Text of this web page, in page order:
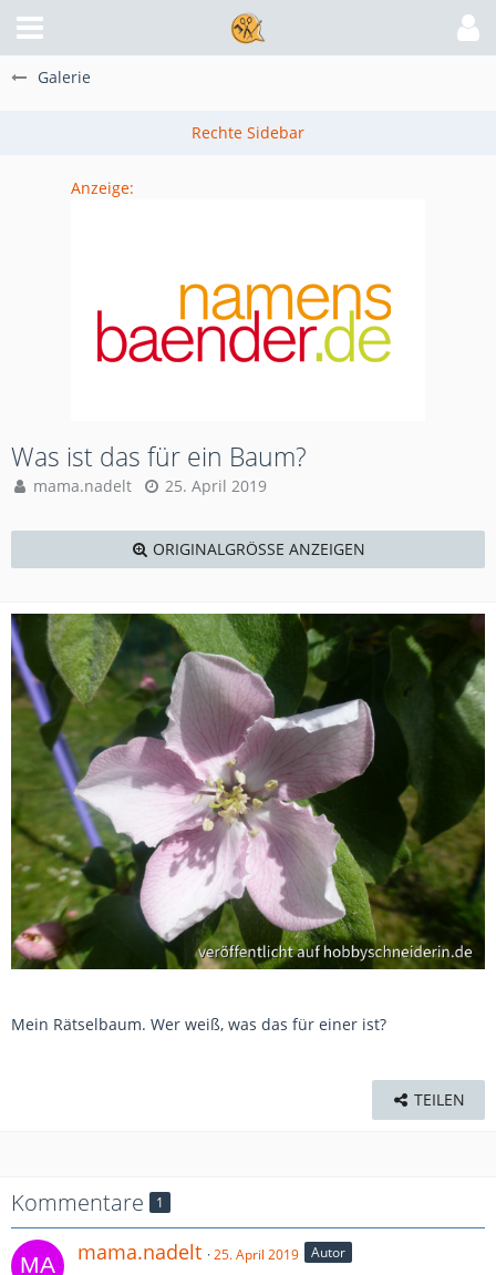
Galerie
Anzeige:
Was ist das für ein Baum?
mama.nadelt 25. April 2019
ORIGINALGRÖSSE ANZEIGEN
Mein Rätselbaum. Wer weiß, was das für einer ist?
TEILEN
Kommentare 1
mama.nadelt 25. April 2019 Autor